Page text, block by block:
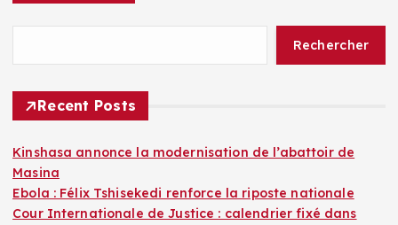
Rechercher
Recent Posts
Kinshasa annonce la modernisation de l’abattoir de
Masina
Ebola : Félix Tshisekedi renforce la riposte nationale
Cour Internationale de Justice : calendrier fixé dans